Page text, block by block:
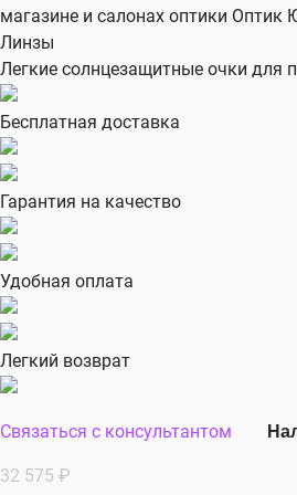
магазине и салонах оптики Оптик
Линзы
Легкие солнцезащитные очки для
Бесплатная доставка
Гарантия на качество
Удобная оплата
Легкий возврат
Связаться с консультантом
32 575 ₽